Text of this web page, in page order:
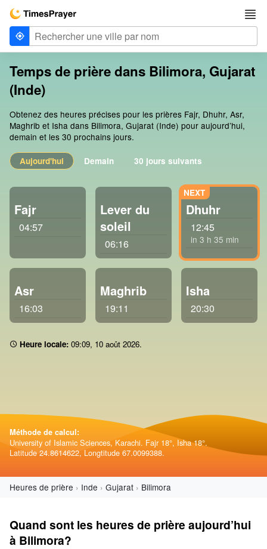
Temps de prière dans Bilimora, Gujarat
(Inde)
Obtenez des heures précises pour les prières Fajr, Dhuhr, Asr,
Maghrib et Isha dans Bilimora, Gujarat (Inde) pour aujourd’hui,
demain et les 30 prochains jours.
Aujourd'hui Demain 30 jours suivants
Fajr
04:57
Lever du
soleil
06:16
Dhuhr
12:45
in 3 h 35 min
Asr
16:03
Maghrib
19:11
Isha
20:30
Heure locale: 09 09, 10 août 2026.
Méthode de calcul:
University of Islamic Sciences, Karachi. Fajr 18°, Isha 18°.
Latitude 24.8614622, Longtitude 67.0099388.
Heures de prière Inde Gujarat Bilimora
Quand sont les heures de prière aujourd’hui
à Bilimora?